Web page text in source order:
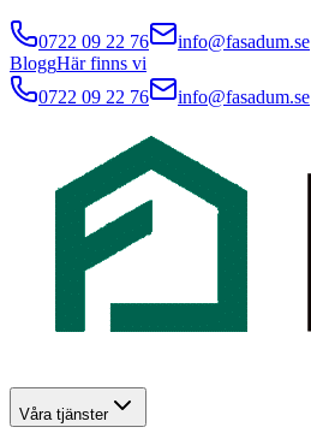
0722 09 22 76
info@fasadum.se
BloggHär finns vi
0722 09 22 76
info@fasadum.se
Våra tjänster